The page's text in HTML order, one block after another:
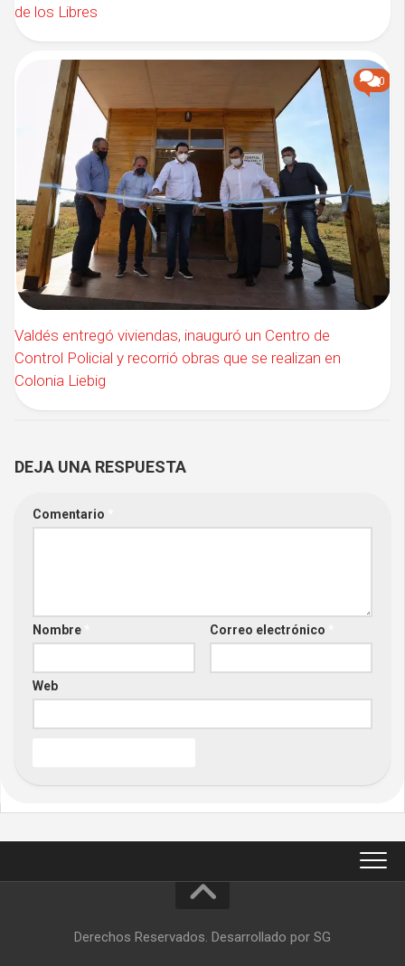
de los Libres
0
Valdés entregó viviendas, inauguró un Centro de
Control Policial y recorrió obras que se realizan en
Colonia Liebig
DEJA UNA RESPUESTA
Comentario
Nombre Correo electrónico
Web
Derechos Reservados. Desarrollado por SG